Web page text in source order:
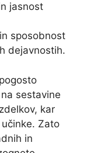
jasnost
sposobnost
dejavnostih.
sestavine
kar
Zato
in